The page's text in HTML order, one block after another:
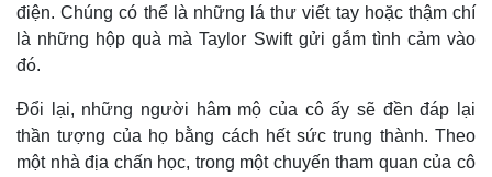
điện. Chúng có thể là những lá thư viết tay hoặc thậm chí
là những hộp quà mà Taylor Swift gửi gắm tình cảm vào
đó.
Đổi lại, những người hâm mộ của cô ấy sẽ đền đáp lại
thần tượng của họ bằng cách hết sức trung thành. Theo
một nhà địa chấn học, trong một chuyến tham quan của cô